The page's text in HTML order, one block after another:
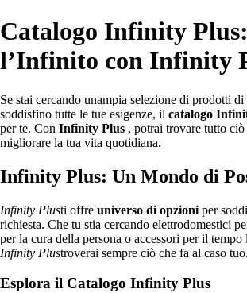
Catalogo Infinity
l’Infinito con Infinity
Se stai cercando unampia selezione di prodotti
soddisfino tutte le tue esigenze, il catalogo
per te. Con Infinity Plus , potrai trovare tutto
migliorare la tua vita quotidiana.
Infinity Plus: Un Mondo di
Infinity Plusti offre universo di opzioni per
richiesta. Che tu stia cercando elettrodomestici
per la cura della persona o accessori per il
Infinity Plustroverai sempre ciò che fa al caso tuo.
Esplora il Catalogo Infinity Plus